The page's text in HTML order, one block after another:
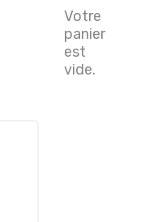
Votre
panier
est
vide.